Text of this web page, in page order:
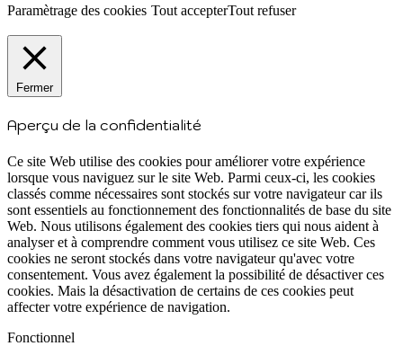
Paramètrage des cookies Tout accepterTout refuser
Fermer
Aperçu de la confidentialité
Ce site Web utilise des cookies pour améliorer votre expérience
lorsque vous naviguez sur le site Web. Parmi ceux-ci, les cookies
classés comme nécessaires sont stockés sur votre navigateur car ils
sont essentiels au fonctionnement des fonctionnalités de base du site
Web. Nous utilisons également des cookies tiers qui nous aident à
analyser et à comprendre comment vous utilisez ce site Web. Ces
cookies ne seront stockés dans votre navigateur qu'avec votre
consentement. Vous avez également la possibilité de désactiver ces
cookies. Mais la désactivation de certains de ces cookies peut
affecter votre expérience de navigation.
Fonctionnel